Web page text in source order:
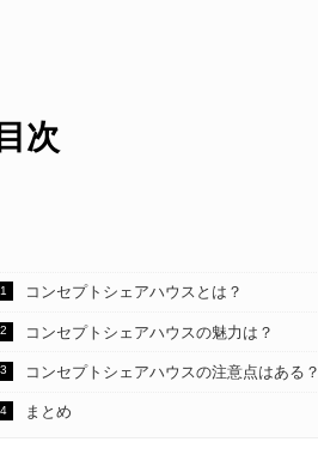
目次
コンセプトシェアハウスとは？
コンセプトシェアハウスの魅力は？
コンセプトシェアハウスの注意点はある？
まとめ